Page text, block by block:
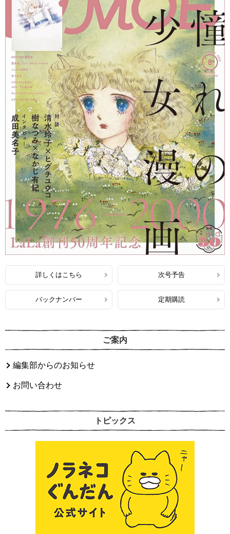
詳しくはこちら 次号予告
バックナンバー 定期購読
ご案内
編集部からのお知らせ
お問い合わせ
トピックス